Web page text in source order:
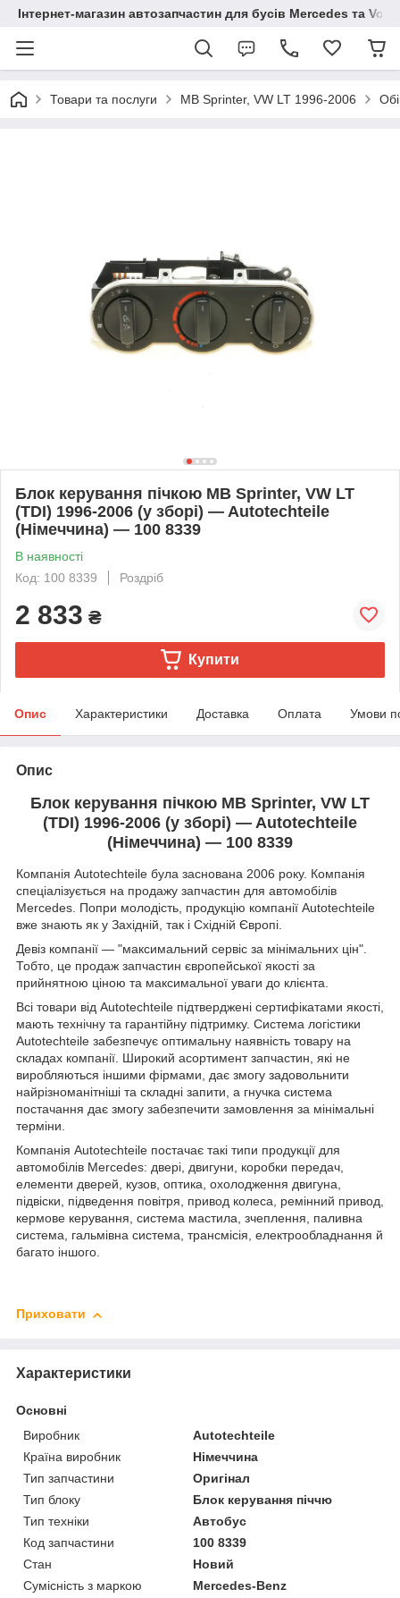
Інтернет-магазин автозапчастин для бусів Mercedes та
Товари та послуги MB Sprinter, VW LT 1996-2006
Блок керування пічкою MB Sprinter, VW LT
(TDI) 1996-2006 (у зборі) — Autotechteile
(Німеччина) — 100 8339
В наявності
Код: 100 8339
Роздріб
2 833 ₴
Купити
Опис Характеристики Доставка Оплата Умови
Опис
Блок керування пічкою MB Sprinter, VW LT
(TDI) 1996-2006 (у зборі) — Autotechteile
(Німеччина) — 100 8339
Компанія Autotechteile була заснована 2006 року. Компанія
спеціалізується на продажу запчастин для автомобілів
Mercedes. Попри молодість, продукцію компанії Autotechteile
вже знають як у Західній, так і Східній Європі.
Девіз компанії — "максимальний сервіс за мінімальних цін".
Тобто, це продаж запчастин європейської якості за
прийнятною ціною та максимальної уваги до клієнта.
Всі товари від Autotechteile підтверджені сертифікатами якості,
мають технічну та гарантійну підтримку. Система логістики
Autotechteile забезпечує оптимальну наявність товару на
складах компанії. Широкий асортимент запчастин, які не
виробляються іншими фірмами, дає змогу задовольнити
найрізноманітніші та складні запити, а гнучка система
постачання дає змогу забезпечити замовлення за мінімальні
терміни.
Компанія Autotechteile постачає такі типи продукції для
автомобілів Mercedes: двері, двигуни, коробки передач,
елементи дверей, кузов, оптика, охолодження двигуна,
підвіски, підведення повітря, привод колеса, ремінний привод,
кермове керування, система мастила, зчеплення, паливна
система, гальмівна система, трансмісія, електрообладнання й
багато іншого.
Приховати
Характеристики
Основні
Виробник
Autotechteile
Країна виробник
Німеччина
Тип запчастини
Оригінал
Тип блоку
Блок керування піччю
Тип техніки
Автобус
Код запчастини
100 8339
Стан
Новий
Сумісність з маркою
Mercedes-Benz